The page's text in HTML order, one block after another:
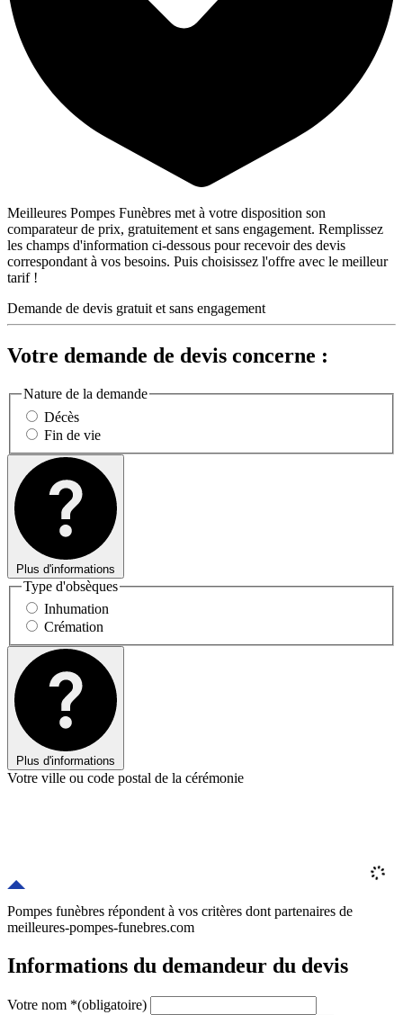
Meilleures Pompes Funèbres met à votre disposition son
comparateur de prix, gratuitement et sans engagement. Remplissez
les champs d'information ci-dessous pour recevoir des devis
correspondant à vos besoins. Puis choisissez l'offre avec le meilleur
tarif !
Demande de devis gratuit et sans engagement
Votre demande de devis concerne :
Nature de la demande
Décès
Fin de vie
Plus d'informations
Type d'obsèques
Inhumation
Crémation
Plus d'informations
Votre ville ou code postal de la cérémonie
Pompes funèbres répondent à vos critères dont partenaires de
meilleures-pompes-funebres.com
Informations du demandeur du devis
Votre nom *(obligatoire)